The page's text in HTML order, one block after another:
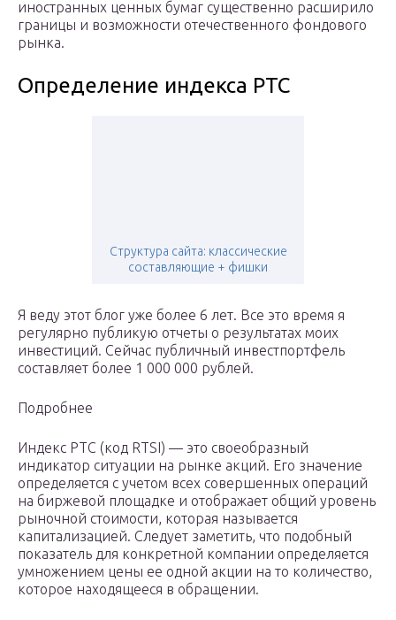
иностранных ценных бумаг существенно расширило
границы и возможности отечественного фондового
рынка.
Определение индекса РТС
Структура сайта: классические
составляющие + фишки
Я веду этот блог уже более 6 лет. Все это время я
регулярно публикую отчеты о результатах моих
инвестиций. Сейчас публичный инвестпортфель
составляет более 1 000 000 рублей.
Подробнее
Индекс РТС (код RTSI) — это своеобразный
индикатор ситуации на рынке акций. Его значение
определяется с учетом всех совершенных операций
на биржевой площадке и отображает общий уровень
рыночной стоимости, которая называется
капитализацией. Следует заметить, что подобный
показатель для конкретной компании определяется
умножением цены ее одной акции на то количество,
которое находящееся в обращении.